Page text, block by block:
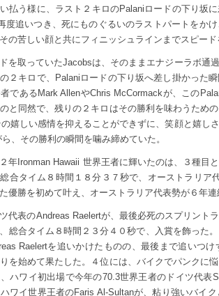
払う様に、ラスト２キロのPalaniロードの下り坂
度追いつき、死にものぐるいのラストパートをか
の苦しい顔と共にフィニッシュラインまでスピー
を取っていたJacobsは、そのままエナジーラボ通
２キロで、Palaniロードの下り坂へ差し掛かった
であるMark AllenやChris McCormackが、この
と同然で、残りの２キロはその勝利を味わうため
嬉しい感情を抑えることができずに、笑顔と嬉し
、その勝利の瞬間を噛み締めていた。
年Ironman Hawaii 世界王者に輝いたのは、３種目
合タイム８時間１８分３７秒で、オーストラリア
優勝を初めて叶え、オーストラリア代表勢が６年
代表のAndreas Raelertが、最後必死のスプリント
総合タイム８時間２３分４０秒で、入賞を飾った
Raelertを追いかけたものの、最後まで追いつ
を始めて果たした。４位には、バイクでパンクに
ハワイ初出場で今年の70.3世界王者のドイツ代表
ワイ世界王者のFaris Al-Sultanが、粘り強いバイ